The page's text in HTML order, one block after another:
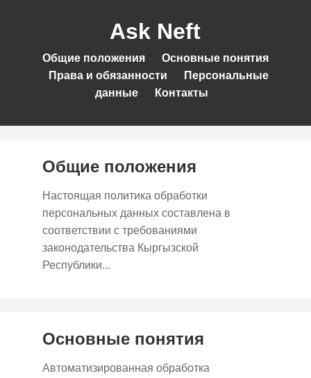
Ask Neft
Общие положения
Основные понятия
Права и обязанности
Персональные
данные
Контакты
Общие положения
Настоящая политика обработки
персональных данных составлена в
соответствии с требованиями
законодательства Кыргызской
Республики...
Основные понятия
Автоматизированная обработка